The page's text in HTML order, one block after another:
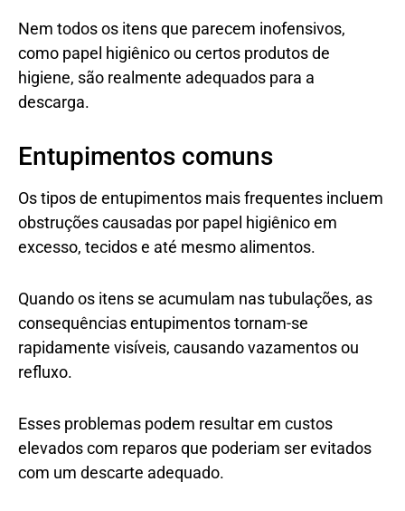
Nem todos os itens que parecem inofensivos,
como papel higiênico ou certos produtos de
higiene, são realmente adequados para a
descarga.
Entupimentos comuns
Os tipos de entupimentos mais frequentes incluem
obstruções causadas por papel higiênico em
excesso, tecidos e até mesmo alimentos.
Quando os itens se acumulam nas tubulações, as
consequências entupimentos tornam-se
rapidamente visíveis, causando vazamentos ou
refluxo.
Esses problemas podem resultar em custos
elevados com reparos que poderiam ser evitados
com um descarte adequado.